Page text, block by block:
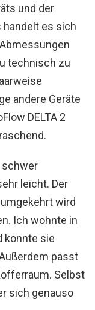
und der
es sich
technisch zu
andere Geräte
DELTA 2
schwer
leicht. Der
wird
Ich wohnte in
konnte sie
passt
Selbst
sich genauso